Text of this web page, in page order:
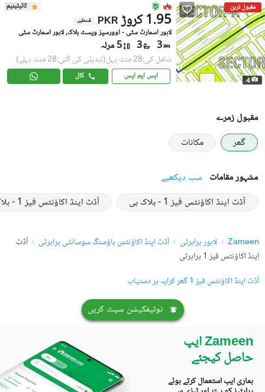
مقبول ترین
4
ٹائیٹینیم
PKR 1.95 کروڑ قسطیں
لاہور اسمارٹ سٹی - اوورسیز ویسٹ بلاک, لاہور اسمارٹ سٹی
3
3 5 مرلہ
شامل کی:28 منٹ پہل (تبدیلی کی گئی:28 منٹ پہلے)
ایس ایم ایس کال
مقبول زمرے
گھر
مکانات
مشہور مقامات سب دیکھیے
آڈٹ اینڈ اکاؤنٹس فیز 1 - بلاک بی
آڈٹ اینڈ اکاؤنٹس فیز 1 - بلاک ڈی
Zameen لاہور پراپرٹی آڈٹ اینڈ اکاؤنٹس ہاؤسنگ سوسائٹی پراپرٹی
آڈٹ
اینڈ اکاؤنٹس فیز 1 پراپرٹی
آڈٹ اینڈ اکاؤنٹس فیز 1 گھر کرایہ پر دستیاب
نوٹیفکیشن سیٹ کریں
Zameen ایپ
حاصل کیجئے
ہماری ایپ استعمال کرتے ہوئے